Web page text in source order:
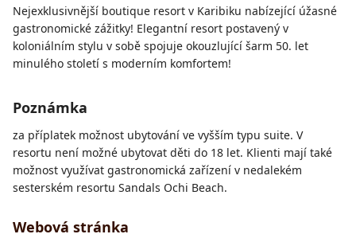
Nejexklusivnější boutique resort v Karibiku nabízející úžasné
gastronomické zážitky! Elegantní resort postavený v
koloniálním stylu v sobě spojuje okouzlující šarm 50. let
minulého století s moderním komfortem!
Poznámka
za příplatek možnost ubytování ve vyšším typu suite. V
resortu není možné ubytovat děti do 18 let. Klienti mají také
možnost využívat gastronomická zařízení v nedalekém
sesterském resortu Sandals Ochi Beach.
Webová stránka